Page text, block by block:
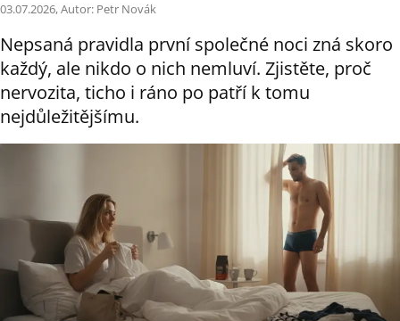
03.07.2026, Autor: Petr Novák
Nepsaná pravidla první společné noci zná skoro
každý, ale nikdo o nich nemluví. Zjistěte, proč
nervozita, ticho i ráno po patří k tomu
nejdůležitějšímu.